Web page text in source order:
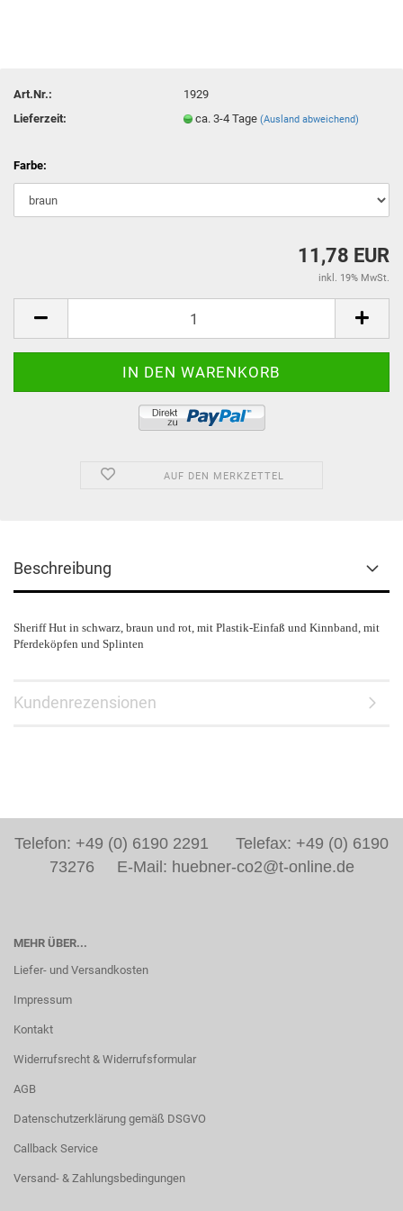
Art.Nr.:
1929
Lieferzeit:
ca. 3-4 Tage(Ausland abweichend)
Farbe:
11,78 EUR
inkl. 19% MwSt.
AUF DEN MERKZETTEL
Beschreibung
Sheriff Hut in schwarz, braun und rot, mit Plastik-Einfaß und Kinnband, mit
Pferdeköpfen und Splinten
Kundenrezensionen
Telefon: +49 (0) 6190 2291 Telefax: +49 (0) 6190
73276 E-Mail: huebner-co2@t-online.de
MEHR ÜBER...
Liefer- und Versandkosten
Impressum
Kontakt
Widerrufsrecht & Widerrufsformular
AGB
Datenschutzerklärung gemäß DSGVO
Callback Service
Versand- & Zahlungsbedingungen